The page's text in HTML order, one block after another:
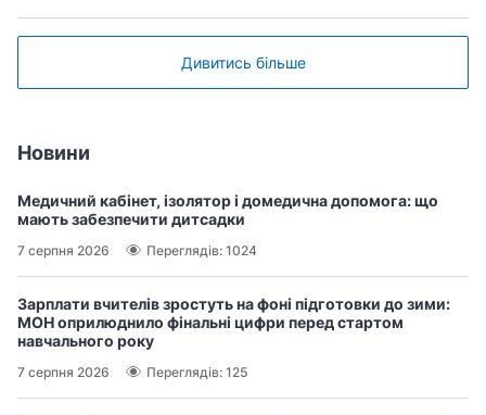
Дивитись більше
Новини
Медичний кабінет, ізолятор і домедична допомога: що
мають забезпечити дитсадки
7 серпня 2026 Переглядів: 1024
Зарплати вчителів зростуть на фоні підготовки до зими:
МОН оприлюднило фінальні цифри перед стартом
навчального року
7 серпня 2026 Переглядів: 125